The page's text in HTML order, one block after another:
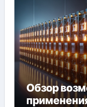
Обзор